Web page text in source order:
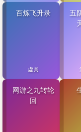
百炼飞升录
虚眞
五
网游之九转轮
回